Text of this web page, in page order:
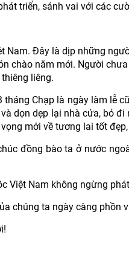
triển, sánh vai với các
Nam. Đây là dịp những
chào năm mới. Người
liêng.
Chạp là ngày làm lễ
dọn dẹp lại nhà cửa, bỏ
mới về tương lai tốt
đồng bào ta ở nước
Việt Nam không ngừng
chúng ta ngày càng phồn